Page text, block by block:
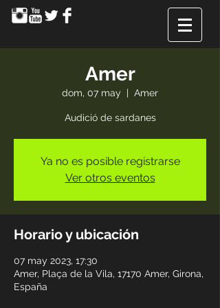
Amer
dom, 07 may
  |
Amer
Audició de sardanes
Ya no es posible registrarse
Ver otros eventos
Horario y ubicación
07 may 2023, 17:30
Amer, Plaça de la Vila, 17170 Amer, Girona,
España